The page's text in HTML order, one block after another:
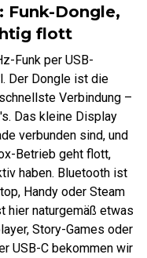
Funk-Dongle,
flott
Funk per USB-
Der Dongle ist die
Verbindung –
Das kleine Display
verbunden sind, und
Betrieb geht flott,
haben. Bluetooth ist
Handy oder Steam
hier naturgemäß etwas
Story-Games oder
USB-C bekommen wir